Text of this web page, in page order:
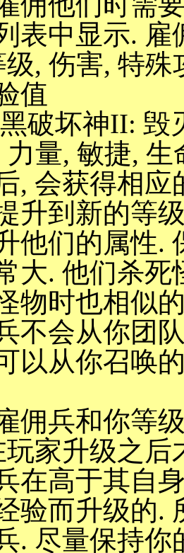
表中显示.
, 伤害, 特
值
坏神II: 毁
力量, 敏捷,
, 会获得相
升到新的等
他们的属性.
大. 他们杀
物时也相似
会从你团队
以从你召唤
兵和你等级
家升级之后
高于其自身
验而升级的.
. 尽量保持